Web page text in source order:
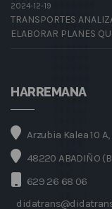
2024-12-19
TRANSPORTES
ELABORAR PLANES
HARREMANA
Arzubia Kalea 10
48220 ABADIÑO
629 26 68 06